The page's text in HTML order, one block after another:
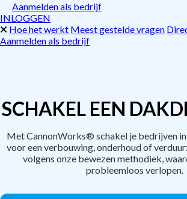
Aanmelden als bedrijf
INLOGGEN
Hoe het werkt Meest gestelde vragen
Aanmelden als bedrijf
SCHAKEL EEN
Met CannonWorks® schakel je bedrijven
voor een verbouwing, onderhoud of
volgens onze bewezen methodiek,
probleemloos verlopen.